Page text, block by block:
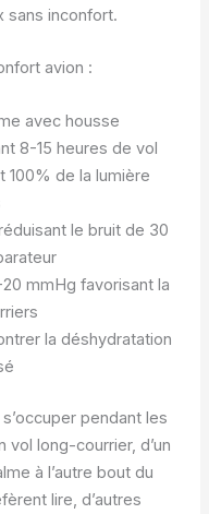
sans inconfort.
avion :
avec housse
8-15 heures de vol
100% de la lumière
le bruit de 30
mmHg favorisant la
la déshydratation
pendant les
vol long-courrier, d’un
à l’autre bout du
lire, d’autres